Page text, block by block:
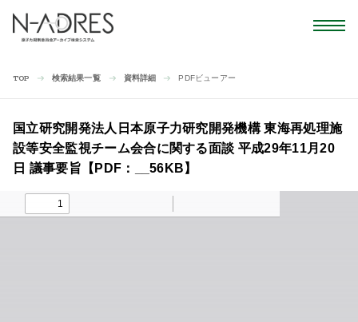
TOP 検索結果一覧 資料詳細 PDFビューアー
国立研究開発法人日本原子力研究開発機構 東海再処理施
設等安全監視チーム会合に関する面談 平成29年11月20
日 議事要旨【PDF：__56KB】